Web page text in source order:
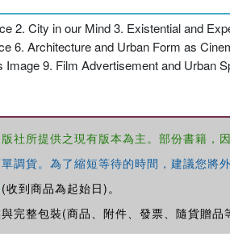
2. City in our Mind 3. Existential and
6. Architecture and Urban Form as
9. Film Advertisement and Urban
所提供之現有版本為主。部份書籍，
調貨。為了縮短等待的時間，建議您將
(收到商品為起始日)。
整包裝(商品、附件、發票、隨貨贈品